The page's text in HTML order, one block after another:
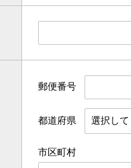
郵便番号
都道府県
市区町村